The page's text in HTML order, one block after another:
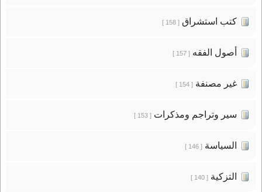
كتب استشراق[ 158 ]
أصول الفقه[ 157 ]
غير مصنفة[ 154 ]
سير وتراجم ومذكرات[ 153 ]
السياسة[ 146 ]
التزكية[ 140 ]